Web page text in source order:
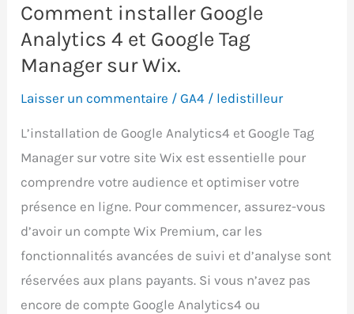
Comment installer Google
Analytics 4 et Google Tag
Manager sur Wix.
Laisser un commentaire /GA4 / ledistilleur
L’installation de Google Analytics4 et Google Tag
Manager sur votre site Wix est essentielle pour
comprendre votre audience et optimiser votre
présence en ligne. Pour commencer, assurez-vous
d’avoir un compte Wix Premium, car les
fonctionnalités avancées de suivi et d’analyse sont
réservées aux plans payants. Si vous n’avez pas
encore de compte Google Analytics4 ou